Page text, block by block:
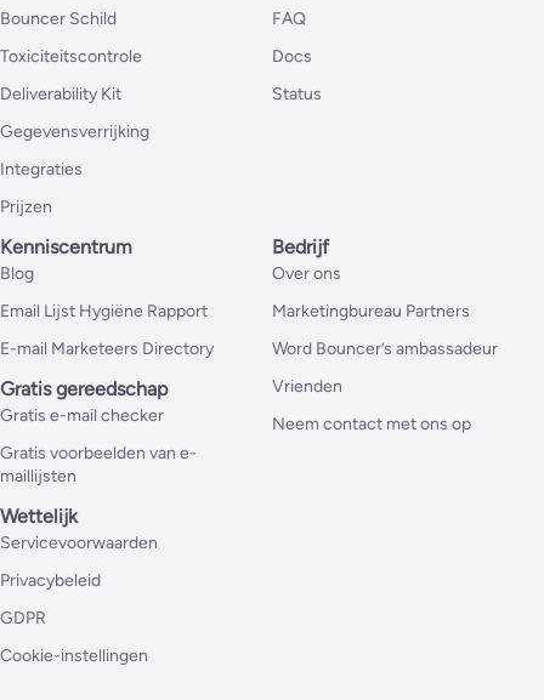
Bouncer Schild
Toxiciteitscontrole
Deliverability Kit
Gegevensverrijking
Integraties
Prijzen
FAQ
Docs
Status
Kenniscentrum
Blog
Email Lijst Hygiëne Rapport
E-mail Marketeers Directory
Gratis gereedschap
Gratis e-mail checker
Gratis voorbeelden van e-
maillijsten
Bedrijf
Over ons
Marketingbureau Partners
Word Bouncer’s ambassadeur
Vrienden
Neem contact met ons op
Wettelijk
Servicevoorwaarden
Privacybeleid
GDPR
Cookie-instellingen